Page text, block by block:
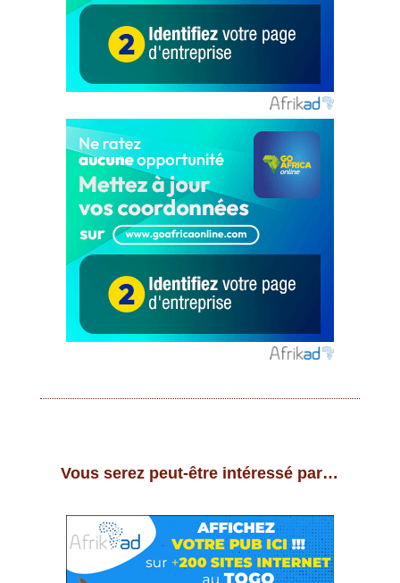
Vous serez peut-être intéressé par…